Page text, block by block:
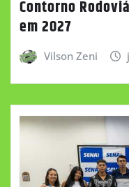
Contorno
em 2027
Vilson Zeni